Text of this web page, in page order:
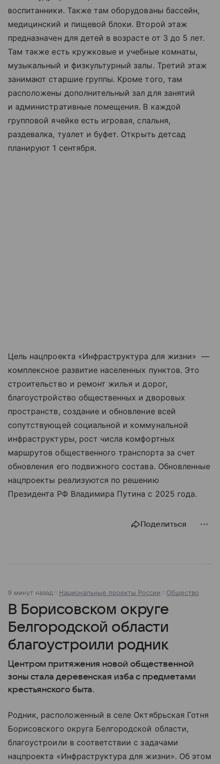
воспитанники. Также там оборудованы бассейн,
медицинский и пищевой блоки. Второй этаж
предназначен для детей в возрасте от 3 до 5 лет.
Там также есть кружковые и учебные комнаты,
музыкальный и физкультурный залы. Третий этаж
занимают старшие группы. Кроме того, там
расположены дополнительный зал для занятий
и административные помещения. В каждой
групповой ячейке есть игровая, спальня,
раздевалка, туалет и буфет. Открыть детсад
планируют 1 сентября.
Цель нацпроекта «Инфраструктура для жизни» —
комплексное развитие населенных пунктов. Это
строительство и ремонт жилья и дорог,
благоустройство общественных и дворовых
пространств, создание и обновление всей
сопутствующей социальной и коммунальной
инфраструктуры, рост числа комфортных
маршрутов общественного транспорта за счет
обновления его подвижного состава. Обновленные
нацпроекты реализуются по решению
Президента РФ Владимира Путина с 2025 года.
Поделиться
9 минут назад Национальные проекты России Общество
В Борисовском округе
Белгородской области
благоустроили родник
Центром притяжения новой общественной
зоны стала деревенская изба с предметами
крестьянского быта.
Родник, расположенный в селе Октябрьская Готня
Борисовского округа Белгородской области,
благоустроили в соответствии с задачами
нацпроекта «Инфраструктура для жизни». Об этом